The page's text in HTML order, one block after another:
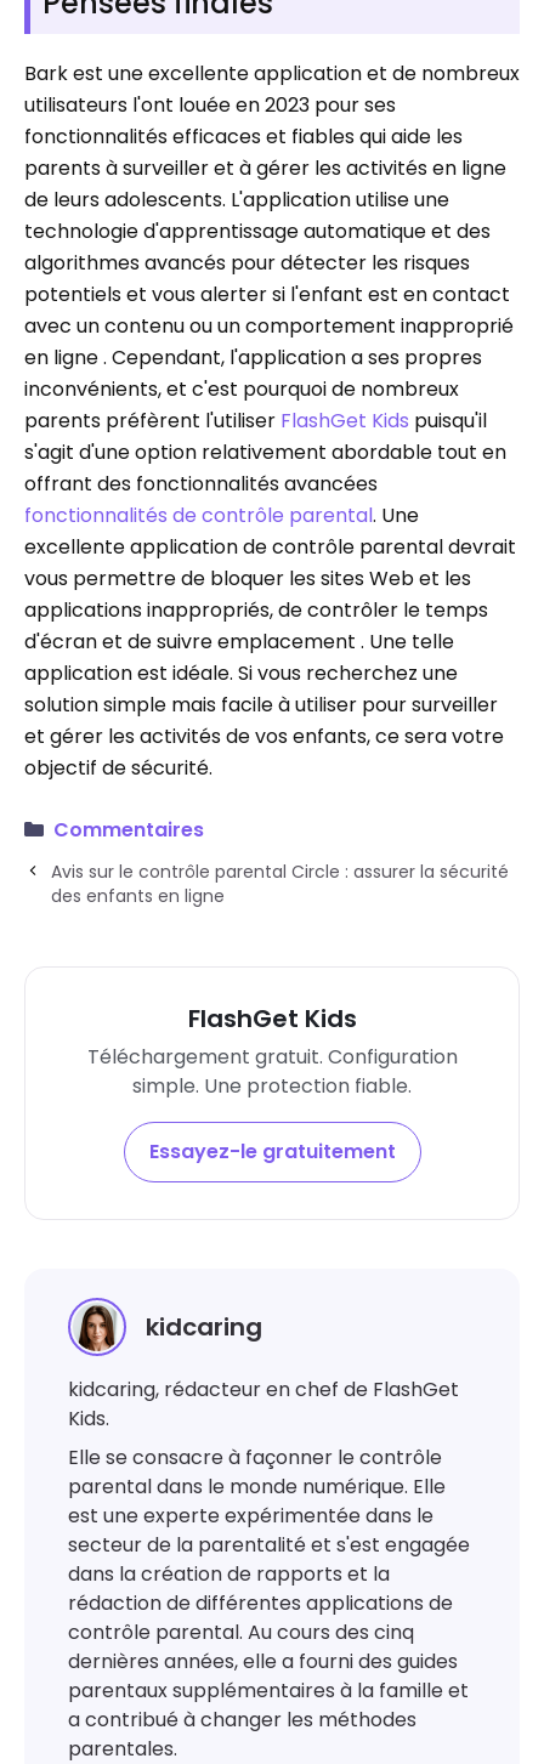
Bark est une excellente application et de nombreux
utilisateurs l'ont louée en 2023 pour ses
fonctionnalités efficaces et fiables qui aide les
parents à surveiller et à gérer les activités en ligne
de leurs adolescents. L'application utilise une
technologie d'apprentissage automatique et des
algorithmes avancés pour détecter les risques
potentiels et vous alerter si l'enfant est en contact
avec un contenu ou un comportement inapproprié
en ligne . Cependant, l'application a ses propres
inconvénients, et c'est pourquoi de nombreux
parents préfèrent l'utiliser FlashGet Kids puisqu'il
s'agit d'une option relativement abordable tout en
offrant des fonctionnalités avancées
fonctionnalités de contrôle parental. Une
excellente application de contrôle parental devrait
vous permettre de bloquer les sites Web et les
applications inappropriés, de contrôler le temps
d'écran et de suivre emplacement . Une telle
application est idéale. Si vous recherchez une
solution simple mais facile à utiliser pour surveiller
et gérer les activités de vos enfants, ce sera votre
objectif de sécurité.
Commentaires
Avis sur le contrôle parental Circle : assurer la sécurité
des enfants en ligne
FlashGet Kids
Téléchargement gratuit. Configuration
simple. Une protection fiable.
Essayez-le gratuitement
kidcaring
kidcaring, rédacteur en chef de FlashGet
Kids.
Elle se consacre à façonner le contrôle
parental dans le monde numérique. Elle
est une experte expérimentée dans le
secteur de la parentalité et s'est engagée
dans la création de rapports et la
rédaction de différentes applications de
contrôle parental. Au cours des cinq
dernières années, elle a fourni des guides
parentaux supplémentaires à la famille et
a contribué à changer les méthodes
parentales.